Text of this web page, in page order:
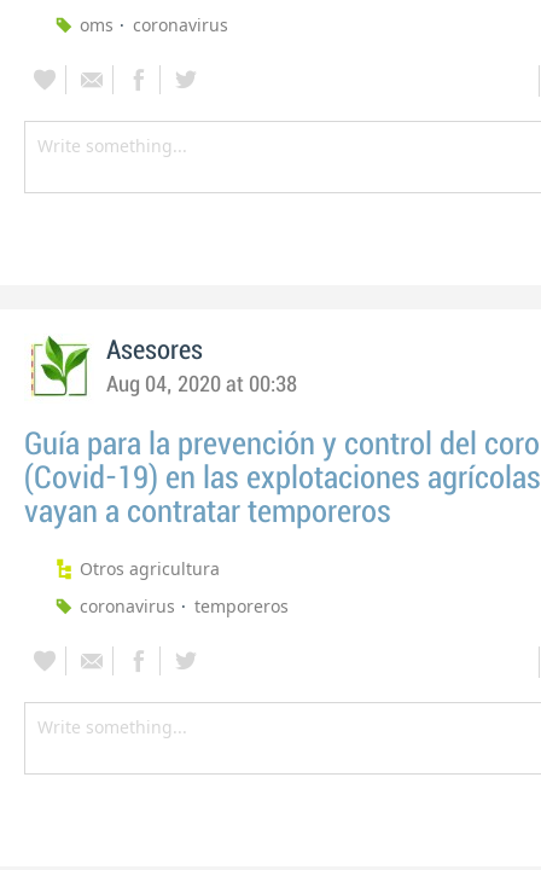
oms
coronavirus
Asesores
Aug 04, 2020 at 00:38
Guía para la prevención y control del
(Covid-19) en las explotaciones
vayan a contratar temporeros
Otros agricultura
coronavirus
temporeros